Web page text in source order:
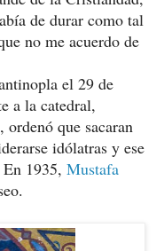
de durar como tal
no me acuerdo de
el 29 de
a la catedral,
ordenó que sacaran
idólatras y ese
1935, Mustafa